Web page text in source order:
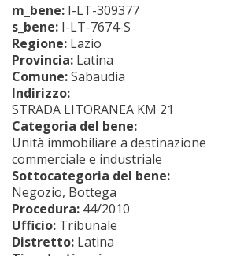
m_bene: I-LT-309377
s_bene: I-LT-7674-S
Regione: Lazio
Provincia: Latina
Comune:Sabaudia
Indirizzo:
STRADA LITORANEA KM 21
Categoria del bene:
Unità immobiliare a destinazione
commerciale e industriale
Sottocategoria del bene:
Negozio, Bottega
Procedura: 44/2010
Ufficio: Tribunale
Distretto: Latina